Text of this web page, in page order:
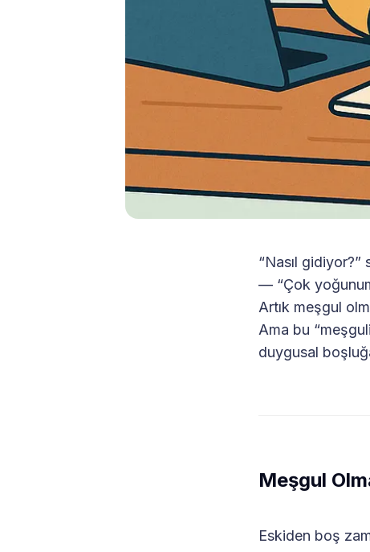
“Nasıl
— “Çok
Artık meşgul
Ama bu
duygusal
Meşgul
Eskiden boş